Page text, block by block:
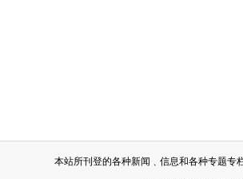
本站所刊登的各种新闻﹑信息和各种专题专